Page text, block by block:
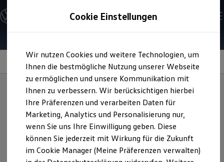
Hauptinhalt
springen
Footer
springen
Modelle und Konfigurator
Konfigurator
Modelle vergleichen
Elektroautos
ENERGY Sondermodelle
Nutzfahrzeuge
SUV und CUV
Familienautos
Kombis
Kompaktwagen
Sportwagen
Schnell verfügbare Fahrzeuge
Angebote und Produkte
Aktuelle Angebote
E-Auto-Förderung
Kindersitze
Kindersitze
Damit Ihre Kleinen unterwegs gut geschützt sind, stehen
Ihnen verschiedene Kindersitze zur Verfügung. Von der
Cookie Einstellungen
Wir nutzen Cookies und weitere Technologien, um
Ihnen die bestmögliche Nutzung unserer Webseite
zu ermöglichen und unsere Kommunikation mit
Ihnen zu verbessern. Wir berücksichtigen hierbei
Ihre Präferenzen und verarbeiten Daten für
Marketing, Analytics und Personalisierung nur,
wenn Sie uns Ihre Einwilligung geben. Diese
können Sie jederzeit mit Wirkung für die Zukunft
im Cookie Manager (Meine Präferenzen verwalten)